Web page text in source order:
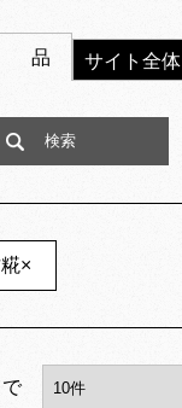
品 サイト全体
×
で